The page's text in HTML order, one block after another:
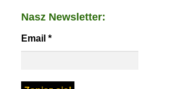
Nasz Newsletter:
Email *